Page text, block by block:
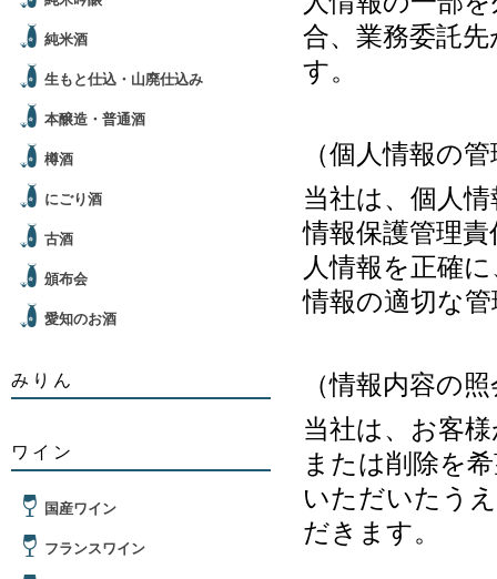
純米酒
生もと仕込・山廃仕込み
本醸造・普通酒
樽酒
にごり酒
古酒
頒布会
愛知のお酒
みりん
ワイン
国産ワイン
フランスワイン
合、業務委託
す。
（個人情報の
当社は、個人
情報保護管理
人情報を正確
情報の適切な
（情報内容の
当社は、お客
または削除を
いただいたう
だきます。